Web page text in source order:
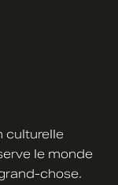
culturelle
le monde
chose.